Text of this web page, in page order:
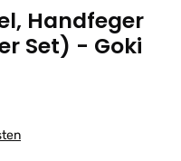
Handfeger
Set) - Goki